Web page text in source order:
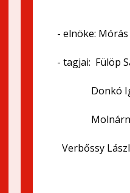
- elnöke:
- tagjai: Fülöp
Donkó
Molnárné
Verbőssy